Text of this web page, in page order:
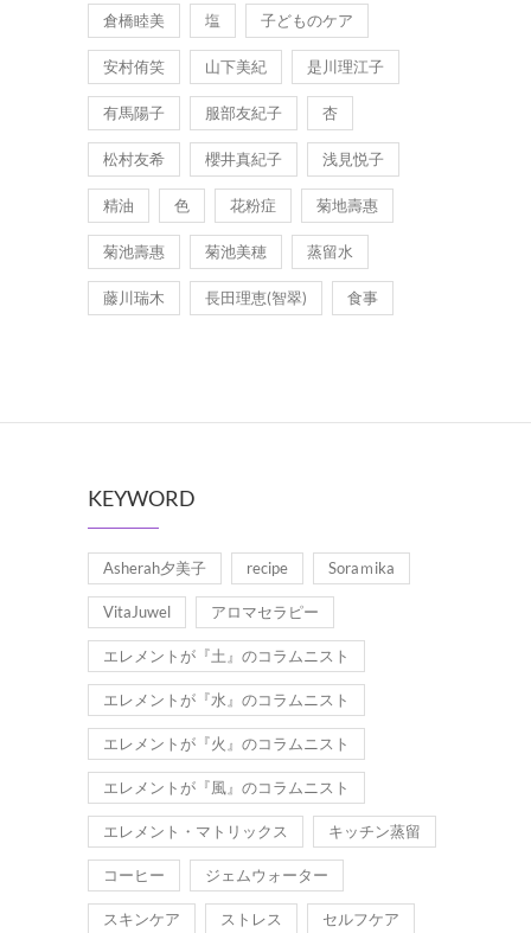
倉橋睦美 塩 子どものケア
安村侑笑 山下美紀 是川理江子
有馬陽子 服部友紀子 杏
松村友希 櫻井真紀子 浅見悦子
精油 色 花粉症 菊地壽惠
菊池壽惠 菊池美穂 蒸留水
藤川瑞木 長田理恵(智翠) 食事
KEYWORD
Asherah夕美子 recipe Soraｍika
VitaJuwel アロマセラピー
エレメントが『土』のコラムニスト
エレメントが『水』のコラムニスト
エレメントが『火』のコラムニスト
エレメントが『風』のコラムニスト
エレメント・マトリックス キッチン蒸留
コーヒー ジェムウォーター
スキンケア ストレス セルフケア